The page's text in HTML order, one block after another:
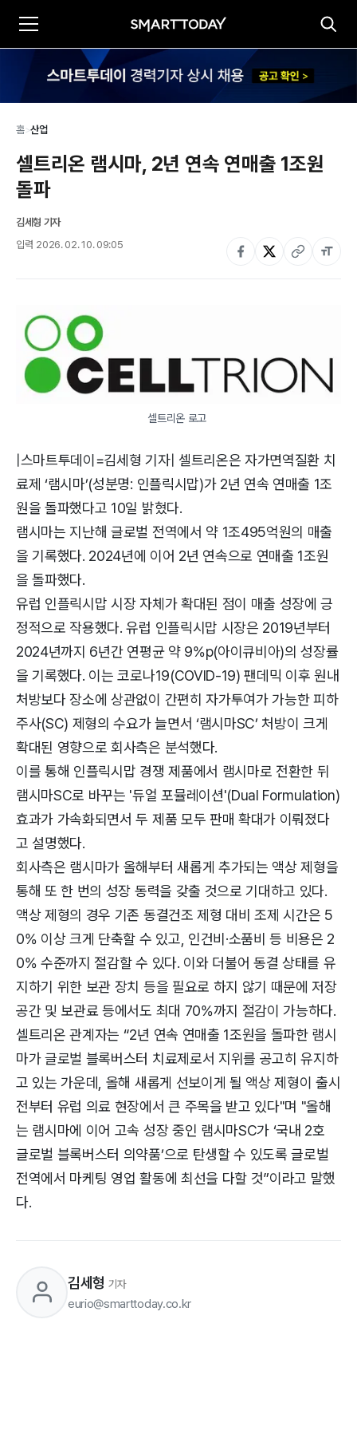
홈>산업
셀트리온 램시마, 2년 연속 연매출 1조원
돌파
김세형 기자
입력 2026. 02. 10. 09:05
셀트리온 로고
|스마트투데이=김세형 기자| 셀트리온은 자가면역질환 치
료제 ‘램시마’(성분명: 인플릭시맙)가 2년 연속 연매출 1조
원을 돌파했다고 10일 밝혔다.
램시마는 지난해 글로벌 전역에서 약 1조495억원의 매출
을 기록했다. 2024년에 이어 2년 연속으로 연매출 1조원
을 돌파했다.
유럽 인플릭시맙 시장 자체가 확대된 점이 매출 성장에 긍
정적으로 작용했다. 유럽 인플릭시맙 시장은 2019년부터
2024년까지 6년간 연평균 약 9%p(아이큐비아)의 성장률
을 기록했다. 이는 코로나19(COVID-19) 팬데믹 이후 원내
처방보다 장소에 상관없이 간편히 자가투여가 가능한 피하
주사(SC) 제형의 수요가 늘면서 ‘램시마SC’ 처방이 크게
확대된 영향으로 회사측은 분석했다.
이를 통해 인플릭시맙 경쟁 제품에서 램시마로 전환한 뒤
램시마SC로 바꾸는 '듀얼 포뮬레이션'(Dual Formulation)
효과가 가속화되면서 두 제품 모두 판매 확대가 이뤄졌다
고 설명했다.
회사측은 램시마가 올해부터 새롭게 추가되는 액상 제형을
통해 또 한 번의 성장 동력을 갖출 것으로 기대하고 있다.
액상 제형의 경우 기존 동결건조 제형 대비 조제 시간은 5
0% 이상 크게 단축할 수 있고, 인건비·소품비 등 비용은 2
0% 수준까지 절감할 수 있다. 이와 더불어 동결 상태를 유
지하기 위한 보관 장치 등을 필요로 하지 않기 때문에 저장
공간 및 보관료 등에서도 최대 70%까지 절감이 가능하다.
셀트리온 관계자는 “2년 연속 연매출 1조원을 돌파한 램시
마가 글로벌 블록버스터 치료제로서 지위를 공고히 유지하
고 있는 가운데, 올해 새롭게 선보이게 될 액상 제형이 출시
전부터 유럽 의료 현장에서 큰 주목을 받고 있다"며 "올해
는 램시마에 이어 고속 성장 중인 램시마SC가 ‘국내 2호
글로벌 블록버스터 의약품’으로 탄생할 수 있도록 글로벌
전역에서 마케팅 영업 활동에 최선을 다할 것”이라고 말했
다.
김세형 기자
eurio@smarttoday.co.kr